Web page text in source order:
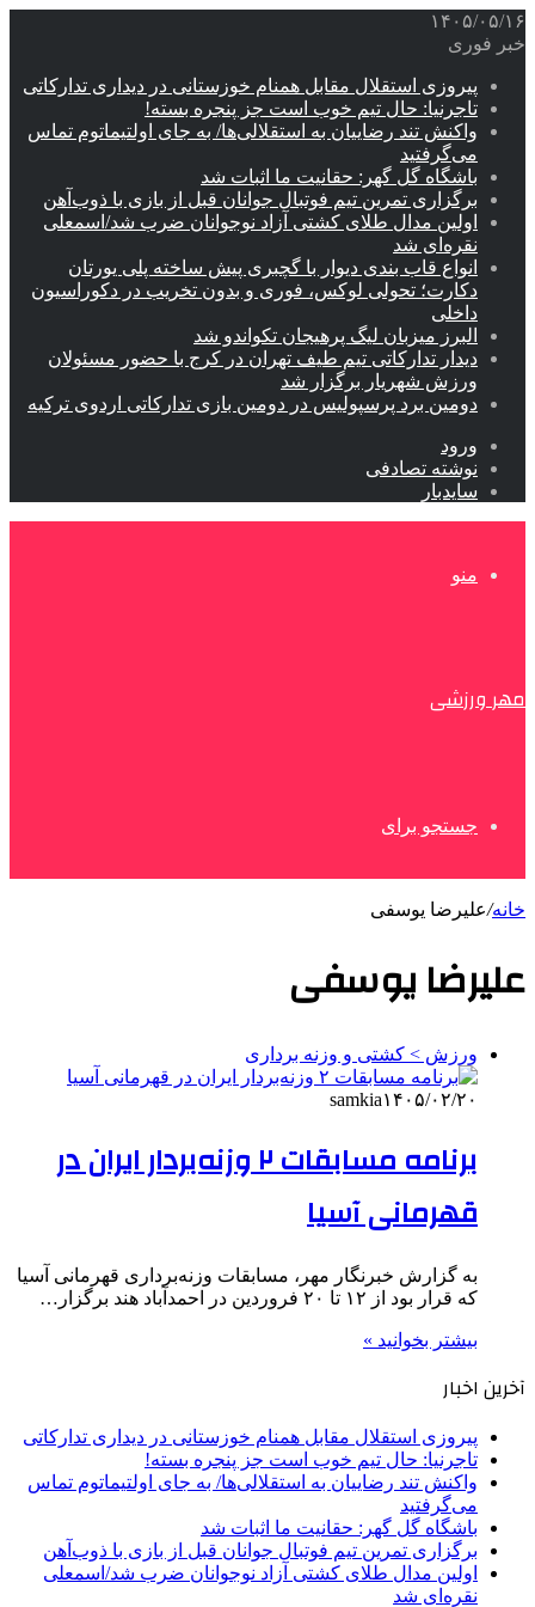
۱۴۰۵/۰۵/۱۶
خبر فوری
پیروزی استقلال مقابل همنام خوزستانی در دیداری تدارکاتی
تاجرنیا: حال تیم خوب است جز پنجره بسته!
واکنش تند رضاییان به استقلالی‌ها/ به جای اولتیماتوم تماس
می‌گرفتید
باشگاه گل گهر: حقانیت ما اثبات شد
برگزاری تمرین تیم فوتبال جوانان قبل از بازی با ذوب‌آهن
اولین مدال طلای کشتی آزاد نوجوانان ضرب شد/اسمعلی
نقره‌ای شد
انواع قاب بندی دیوار با گچبری پیش ساخته پلی یورتان
دکارت؛ تحولی لوکس، فوری و بدون تخریب در دکوراسیون
داخلی
البرز میزبان لیگ پرهیجان تکواندو شد
دیدار تدارکاتی تیم طیف تهران در کرج با حضور مسئولان
ورزش شهریار برگزار شد
دومین برد پرسپولیس در دومین بازی تدارکاتی اردوی ترکیه
ورود
نوشته تصادفی
سایدبار
منو
مهر ورزشی
جستجو برای
خانه/علیرضا یوسفی
علیرضا یوسفی
ورزش > کشتی و وزنه برداری
samkia۱۴۰۵/۰۲/۲۰
برنامه مسابقات ۲ وزنه‌بردار ایران در
قهرمانی آسیا
به گزارش خبرنگار مهر، مسابقات وزنه‌برداری قهرمانی آسیا
که قرار بود از ۱۲ تا ۲۰ فروردین در احمدآباد هند برگزار…
بیشتر بخوانید »
آخرین اخبار
پیروزی استقلال مقابل همنام خوزستانی در دیداری تدارکاتی
تاجرنیا: حال تیم خوب است جز پنجره بسته!
واکنش تند رضاییان به استقلالی‌ها/ به جای اولتیماتوم تماس
می‌گرفتید
باشگاه گل گهر: حقانیت ما اثبات شد
برگزاری تمرین تیم فوتبال جوانان قبل از بازی با ذوب‌آهن
اولین مدال طلای کشتی آزاد نوجوانان ضرب شد/اسمعلی
نقره‌ای شد